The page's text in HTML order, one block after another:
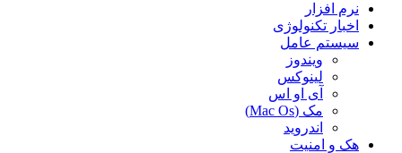
نرم افزار
اخبار تکنولوژی
سیستم عامل
ویندوز
لینوکس
آی او اس
مک (Mac Os)
اندروید
هک و امنیت